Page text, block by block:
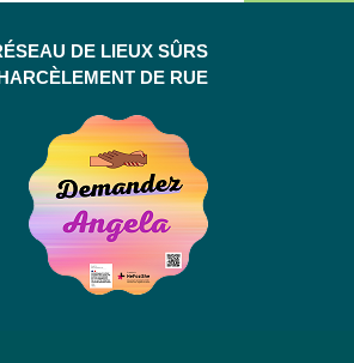
DE LIEUX SÛRS
DE RUE